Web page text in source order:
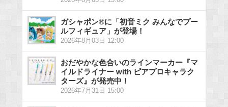
ガシャポン®に「初音ミク みんなでプー
ルフィギュア」が登場！
2026年8月03日 12:00
おだやかな色合いのラインマーカー『マ
イルドライナー with ピアプロキャラク
ターズ』が発売中！
2026年7月31日 15:00